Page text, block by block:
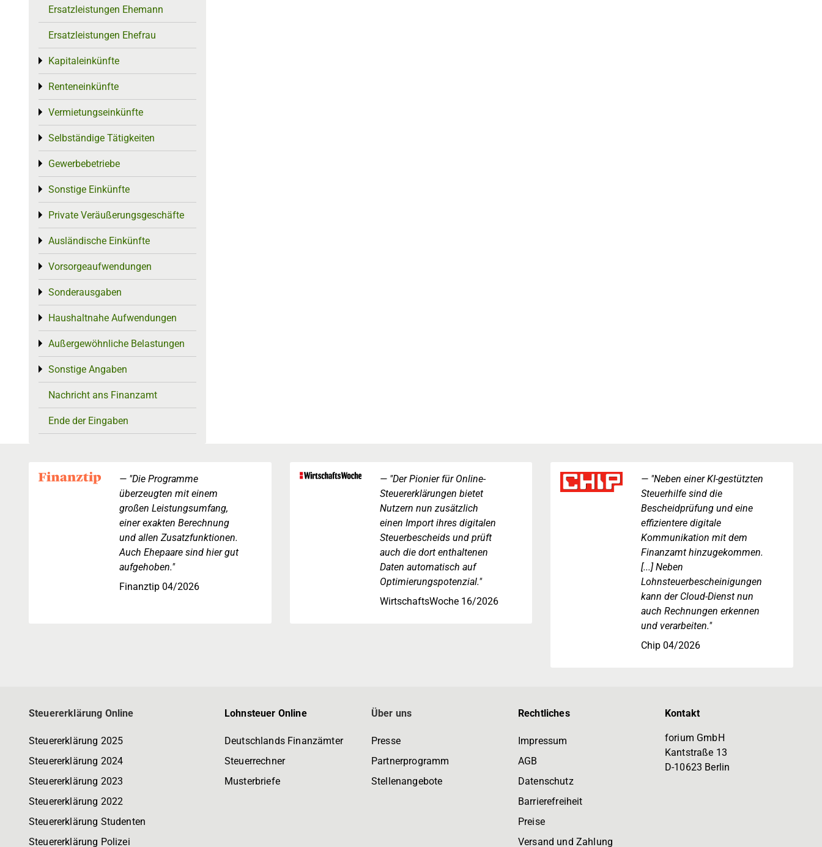
Ersatzleistungen Ehemann
Ersatzleistungen Ehefrau
Kapitaleinkünfte
Toggle menu
Renteneinkünfte
Toggle menu
Vermietungseinkünfte
Toggle menu
Selbständige Tätigkeiten
Toggle menu
Gewerbebetriebe
Toggle menu
Sonstige Einkünfte
Toggle menu
Private Veräußerungsgeschäfte
Toggle menu
Ausländische Einkünfte
Toggle menu
Vorsorgeaufwendungen
Toggle menu
Sonderausgaben
Toggle menu
Haushaltnahe Aufwendungen
Toggle menu
Außergewöhnliche Belastungen
Toggle menu
Sonstige Angaben
Toggle menu
Nachricht ans Finanzamt
Ende der Eingaben
"Die Programme
überzeugten mit einem
großen Leistungsumfang,
einer exakten Berechnung
und allen Zusatzfunktionen.
Auch Ehepaare sind hier gut
aufgehoben."
Finanztip 04/2026
"Der Pionier für Online-
Steuererklärungen bietet
Nutzern nun zusätzlich
einen Import ihres digitalen
Steuerbescheids und prüft
auch die dort enthaltenen
Daten automatisch auf
Optimierungspotenzial."
WirtschaftsWoche 16/2026
"Neben einer KI-gestützten
Steuerhilfe sind die
Bescheidprüfung und eine
effizientere digitale
Kommunikation mit dem
Finanzamt hinzugekommen.
[...] Neben
Lohnsteuerbescheinigungen
kann der Cloud-Dienst nun
auch Rechnungen erkennen
und verarbeiten."
Chip 04/2026
Steuererklärung Online
Steuererklärung 2025
Steuererklärung 2024
Steuererklärung 2023
Steuererklärung 2022
Steuererklärung Studenten
Steuererklärung Polizei
Lohnsteuer Online
Deutschlands Finanzämter
Steuerrechner
Musterbriefe
Über uns
Presse
Partnerprogramm
Stellenangebote
Rechtliches
Impressum
AGB
Datenschutz
Barrierefreiheit
Preise
Versand und Zahlung
Kontakt
forium GmbH
Kantstraße 13
D-10623 Berlin